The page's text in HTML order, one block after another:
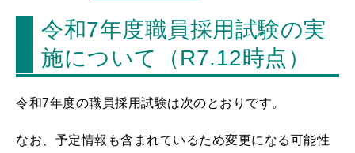
令和7年度職員採用試験の実
施について（R7.12時点）
令和7年度の職員採用試験は次のとおりです。
なお、予定情報も含まれているため変更になる可能性